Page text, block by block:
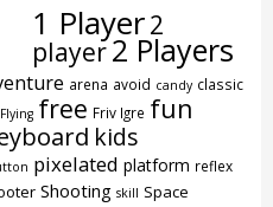
1 Player2
player2 Players
arena avoid candy classic
Flying free Friv Igre fun
kids
pixelated platform reflex
Shooting skill Space